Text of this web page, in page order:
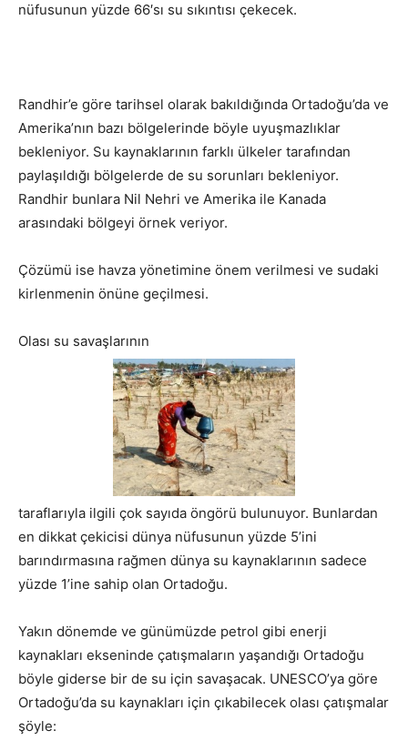
nüfusunun yüzde 66′sı su sıkıntısı çekecek.
Randhir’e göre tarihsel olarak bakıldığında Ortadoğu’da ve
Amerika’nın bazı bölgelerinde böyle uyuşmazlıklar
bekleniyor. Su kaynaklarının farklı ülkeler tarafından
paylaşıldığı bölgelerde de su sorunları bekleniyor.
Randhir bunlara Nil Nehri ve Amerika ile Kanada
arasındaki bölgeyi örnek veriyor.
Çözümü ise havza yönetimine önem verilmesi ve sudaki
kirlenmenin önüne geçilmesi.
Olası su savaşlarının
taraflarıyla ilgili çok sayıda öngörü bulunuyor. Bunlardan
en dikkat çekicisi dünya nüfusunun yüzde 5’ini
barındırmasına rağmen dünya su kaynaklarının sadece
yüzde 1’ine sahip olan Ortadoğu.
Yakın dönemde ve günümüzde petrol gibi enerji
kaynakları ekseninde çatışmaların yaşandığı Ortadoğu
böyle giderse bir de su için savaşacak. UNESCO’ya göre
Ortadoğu’da su kaynakları için çıkabilecek olası çatışmalar
şöyle: